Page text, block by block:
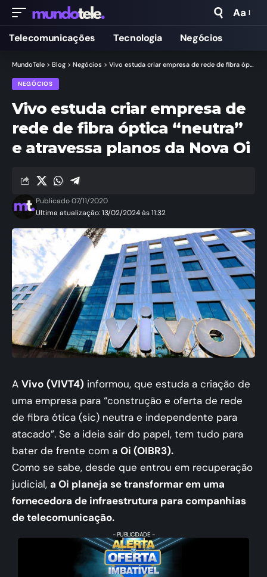
Aa
Telecomunicações Tecnologia Negócios
MundoTele > Blog > Negócios > Vivo estuda criar empresa de rede de fibra óptica “neutra” e atravessa planos da Nova Oi
NEGÓCIOS
Vivo estuda criar empresa de
rede de fibra óptica “neutra”
e atravessa planos da Nova Oi
Ultima atualização: 13/02/2024 às 11:32
Publicado 07/11/2020
A Vivo (VIVT4) informou, que estuda a criação de
uma empresa para “construção e oferta de rede
de fibra ótica (sic) neutra e independente para
atacado”. Se a ideia sair do papel, tem tudo para
bater de frente com a Oi (OIBR3).
Como se sabe, desde que entrou em recuperação
judicial, a Oi planeja se transformar em uma
fornecedora de infraestrutura para companhias
de telecomunicação.
- PUBLICIDADE -